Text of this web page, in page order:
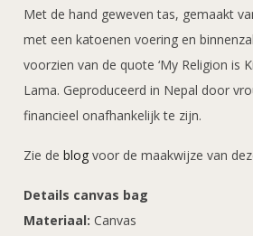
Met de hand geweven tas, gemaakt
met een katoenen voering en
voorzien van de quote ‘My Religion is
Lama. Geproduceerd in Nepal door
financieel onafhankelijk te zijn.
Zie de blog voor de maakwijze van
Details canvas bag
Materiaal: Canvas